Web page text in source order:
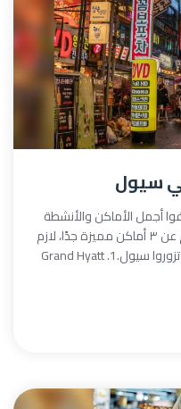
أجمل الأماكن والأنشطة
في العاصمة الكوريةاليوم رح أحكيلكم عن ٣ أماكن مميزة جدًا، لازم
تكون موجودة في جدولكم إذا قررتوا تزوروا سيول.1.⁠ ⁠Grand Hyatt